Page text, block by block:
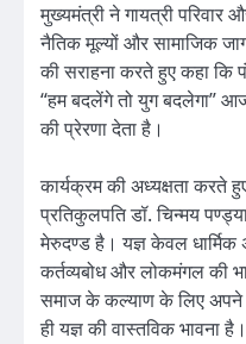
मुख्यमंत्री ने गायत्री परिवार
नैतिक मूल्यों और सामाजिक
की सराहना करते हुए कहा कि
“हम बदलेंगे तो युग बदलेगा”
की प्रेरणा देता है।
कार्यक्रम की अध्यक्षता करते
प्रतिकुलपति डॉ. चिन्मय
मेरुदण्ड है। यज्ञ केवल धार्मिक
कर्तव्यबोध और लोकमंगल की
समाज के कल्याण के लिए अपने
ही यज्ञ की वास्तविक भावना है।